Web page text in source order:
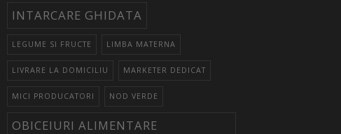
INTARCARE GHIDATA
LEGUME SI FRUCTE LIMBA MATERNA
LIVRARE LA DOMICILIU MARKETER DEDICAT
MICI PRODUCATORI NOD VERDE
OBICEIURI ALIMENTARE